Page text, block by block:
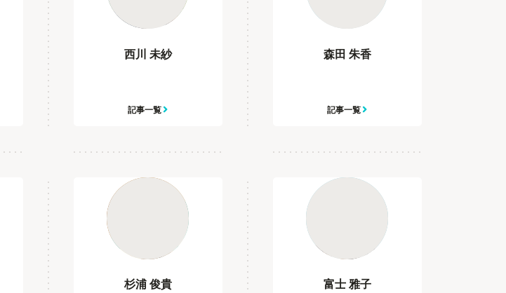
西川 未紗
記事一覧
森田 朱香
記事一覧
杉浦 俊貴 富士 雅子